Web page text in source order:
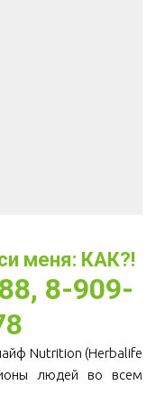
меня: КАК?!
8-909-
Nutrition (Herbalife
людей во всем